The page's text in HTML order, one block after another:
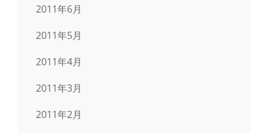
2011年6月
2011年5月
2011年4月
2011年3月
2011年2月